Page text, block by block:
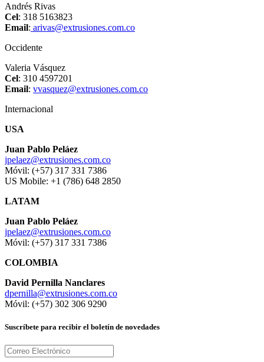
Andrés Rivas
Cel: 318 5163823
Email: arivas@extrusiones.com.co
Occidente
Valeria Vásquez
Cel: 310 4597201
Email: vvasquez@extrusiones.com.co
Internacional
USA
Juan Pablo Peláez
jpelaez@extrusiones.com.co
Móvil: (+57) 317 331 7386
US Mobile: +1 (786) 648 2850
LATAM
Juan Pablo Peláez
jpelaez@extrusiones.com.co
Móvil: (+57) 317 331 7386
COLOMBIA
David Pernilla Nanclares
dpernilla@extrusiones.com.co
Móvil: (+57) 302 306 9290
Suscríbete para recibir el boletín de novedades